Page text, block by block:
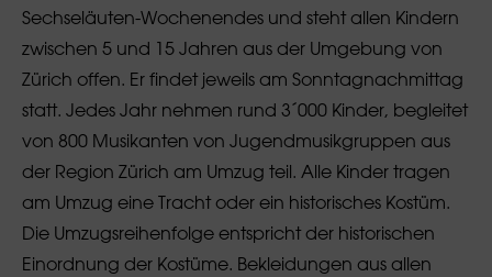
Sechseläuten-Wochenendes und steht allen Kindern
zwischen 5 und 15 Jahren aus der Umgebung von
Zürich offen. Er findet jeweils am Sonntagnachmittag
statt. Jedes Jahr nehmen rund 3´000 Kinder, begleitet
von 800 Musikanten von Jugendmusikgruppen aus
der Region Zürich am Umzug teil. Alle Kinder tragen
am Umzug eine Tracht oder ein historisches Kostüm.
Die Umzugsreihenfolge entspricht der historischen
Einordnung der Kostüme. Bekleidungen aus allen